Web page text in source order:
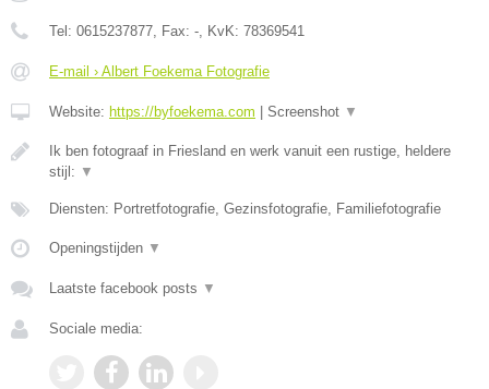
Tel: 0615237877, Fax: -, KvK: 78369541
E-mail › Albert Foekema Fotografie
Website: https://byfoekema.com Screenshot ▼
Ik ben fotograaf in Friesland en werk vanuit een rustige, heldere
stijl: ▼
Diensten: Portretfotografie, Gezinsfotografie, Familiefotografie
Openingstijden ▼
Laatste facebook posts ▼
Sociale media: